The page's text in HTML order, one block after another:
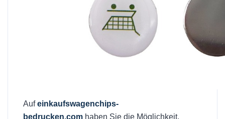
Aufeinkaufswagenchips-
bedrucken.com haben Sie die Möglichkeit,